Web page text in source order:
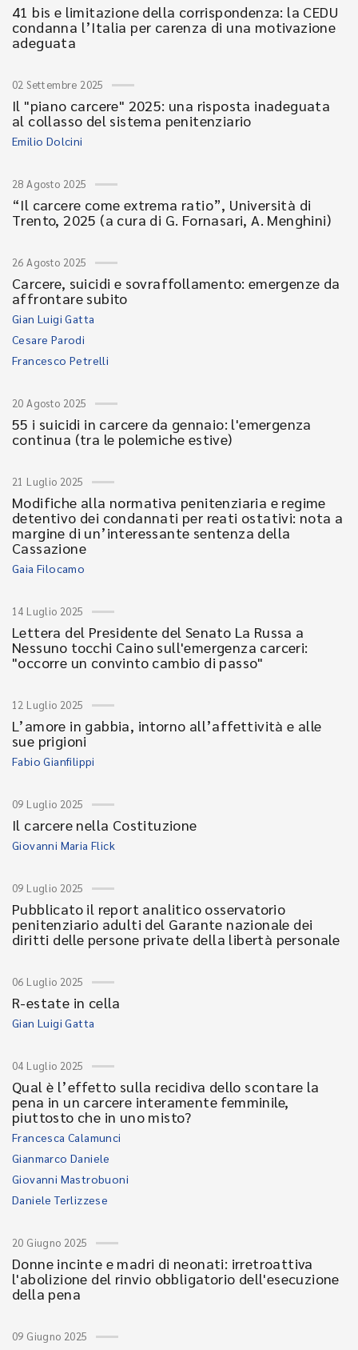
41 bis e limitazione della corrispondenza: la CEDU
condanna l’Italia per carenza di una motivazione
adeguata
02 Settembre 2025
Il "piano carcere" 2025: una risposta inadeguata
al collasso del sistema penitenziario
Emilio Dolcini
28 Agosto 2025
“Il carcere come extrema ratio”, Università di
Trento, 2025 (a cura di G. Fornasari, A. Menghini)
26 Agosto 2025
Carcere, suicidi e sovraffollamento: emergenze da
affrontare subito
Gian Luigi Gatta
Cesare Parodi
Francesco Petrelli
20 Agosto 2025
55 i suicidi in carcere da gennaio: l'emergenza
continua (tra le polemiche estive)
21 Luglio 2025
Modifiche alla normativa penitenziaria e regime
detentivo dei condannati per reati ostativi: nota a
margine di un’interessante sentenza della
Cassazione
Gaia Filocamo
14 Luglio 2025
Lettera del Presidente del Senato La Russa a
Nessuno tocchi Caino sull'emergenza carceri:
"occorre un convinto cambio di passo"
12 Luglio 2025
L’amore in gabbia, intorno all’affettività e alle
sue prigioni
Fabio Gianfilippi
09 Luglio 2025
Il carcere nella Costituzione
Giovanni Maria Flick
09 Luglio 2025
Pubblicato il report analitico osservatorio
penitenziario adulti del Garante nazionale dei
diritti delle persone private della libertà personale
06 Luglio 2025
R-estate in cella
Gian Luigi Gatta
04 Luglio 2025
Qual è l’effetto sulla recidiva dello scontare la
pena in un carcere interamente femminile,
piuttosto che in uno misto?
Francesca Calamunci
Gianmarco Daniele
Giovanni Mastrobuoni
Daniele Terlizzese
20 Giugno 2025
Donne incinte e madri di neonati: irretroattiva
l'abolizione del rinvio obbligatorio dell'esecuzione
della pena
09 Giugno 2025